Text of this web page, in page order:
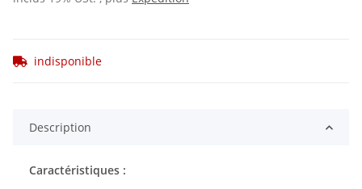
indisponible
Description
Caractéristiques :